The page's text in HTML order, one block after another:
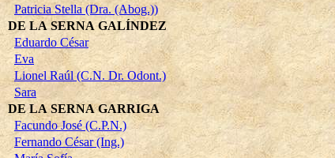
Patricia Stella (Dra. (Abog.))
DE LA SERNA GALÍNDEZ
Eduardo César
Eva
Lionel Raúl (C.N. Dr. Odont.)
Sara
DE LA SERNA GARRIGA
Facundo José (C.P.N.)
Fernando César (Ing.)